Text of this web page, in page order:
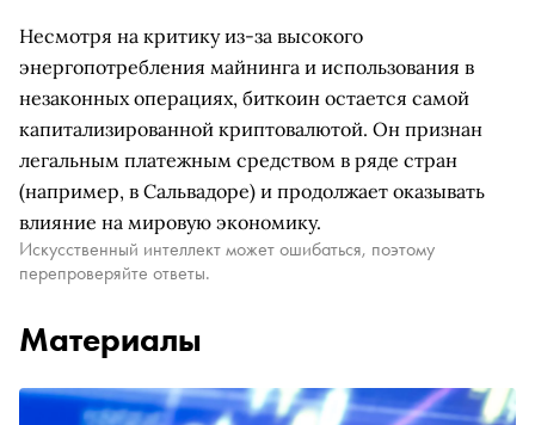
Несмотря на критику из-за высокого
энергопотребления майнинга и использования в
незаконных операциях, биткоин остается самой
капитализированной криптовалютой. Он признан
легальным платежным средством в ряде стран
(например, в Сальвадоре) и продолжает оказывать
влияние на мировую экономику.
Искусственный интеллект может ошибаться, поэтому
перепроверяйте ответы.
Материалы